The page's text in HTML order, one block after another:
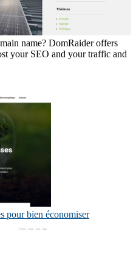
name? DomRaider offers
your SEO and your traffic and
pour bien économiser